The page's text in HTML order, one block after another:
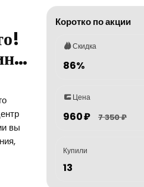
вы
Коротко по акции
Скидка
86%
Цена
960 ₽ 7 350 ₽
Купили
13